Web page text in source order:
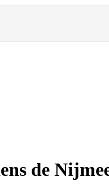
de